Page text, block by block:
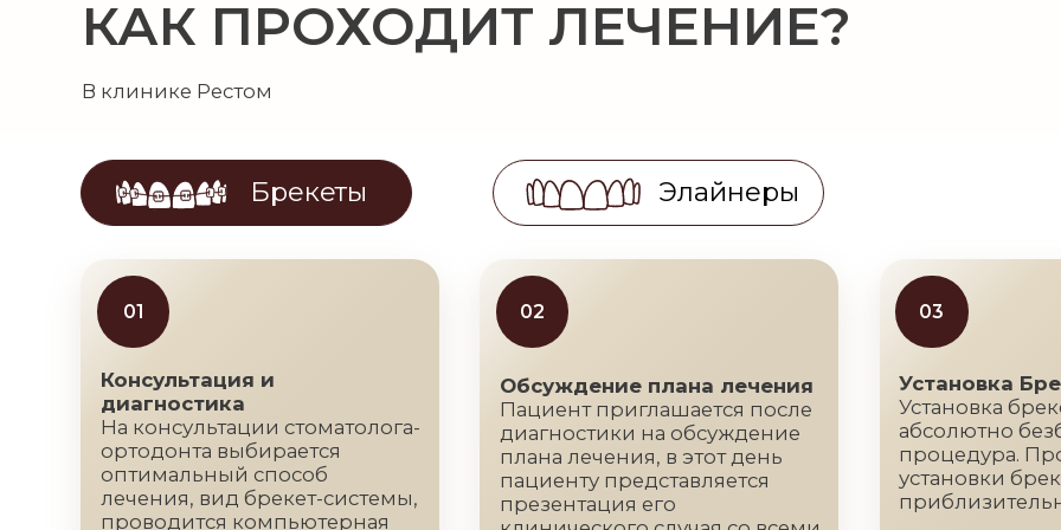
ортодонта выбирается
оптимальный способ
лечения, вид брекет-системы,
томография.
Наблюдение и коррекция
После установки брекет-
системы пациент
приглашается каждый месяц
Процедура занимает от 30
минут до 1 часа.
04
Завершение лечения
После того как достигнут
желаемый результат, идет
подготовка к снятию брекет-
контакты зубов, соотношения
челюстей.
Ретенционный период
Важный этап у каждого
пациента кто закончил
ортодонтическое лечение,
установку ретейнеров
(специальная проволока
клыка до клыка)
06
плана лечения, в этот день
пациенту представляется
презентация его
процедура. Процедура
установки брекетов
приблизительно час.